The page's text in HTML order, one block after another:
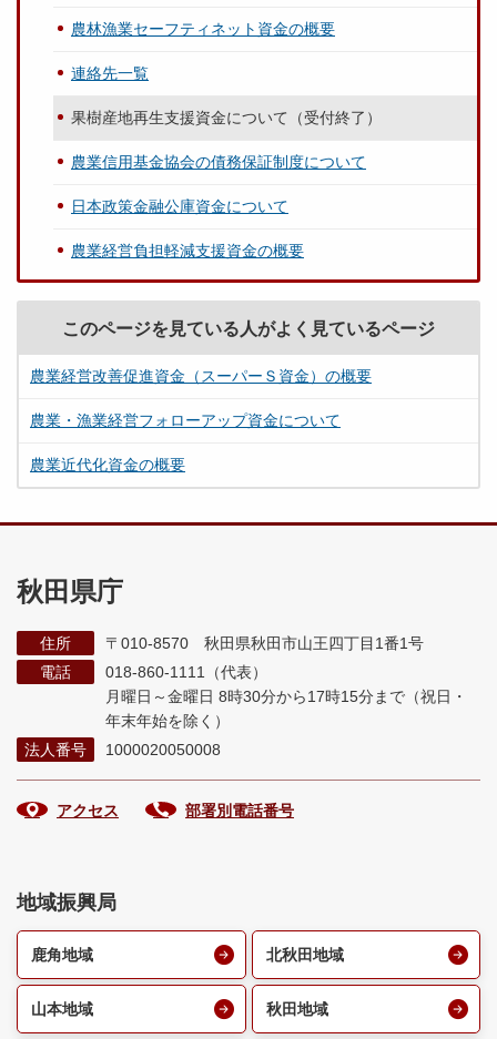
農林漁業セーフティネット資金の概要
連絡先一覧
果樹産地再生支援資金について（受付終了）
農業信用基金協会の債務保証制度について
日本政策金融公庫資金について
農業経営負担軽減支援資金の概要
このページを見ている人がよく見ているページ
農業経営改善促進資金（スーパーＳ資金）の概要
農業・漁業経営フォローアップ資金について
農業近代化資金の概要
秋田県庁
住所
〒010-8570 秋田県秋田市山王四丁目1番1号
電話
018-860-1111（代表）
月曜日～金曜日 8時30分から17時15分まで （祝日・
年末年始を除く）
法人番号
1000020050008
アクセス 部署別電話番号
地域振興局
鹿角地域 北秋田地域
山本地域 秋田地域